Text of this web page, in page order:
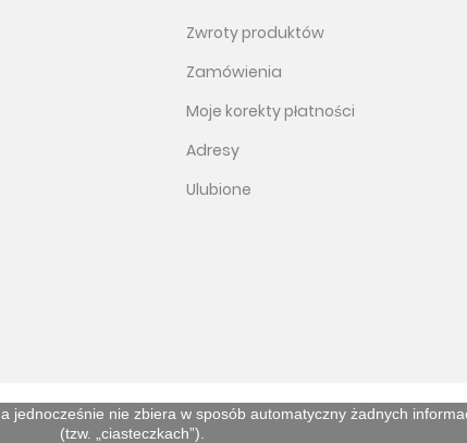
a jednocześnie nie zbiera w sposób automatyczny żadnych
(tzw. „ciasteczkach”).
Zwroty produktów
Zamówienia
Moje korekty płatności
Adresy
Ulubione